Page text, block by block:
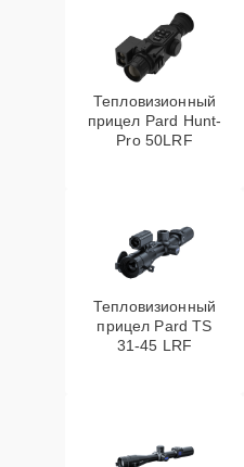
Тепловизионный
прицел Pard Hunt-
Pro 50LRF
Тепловизионный
прицел Pard TS
31-45 LRF